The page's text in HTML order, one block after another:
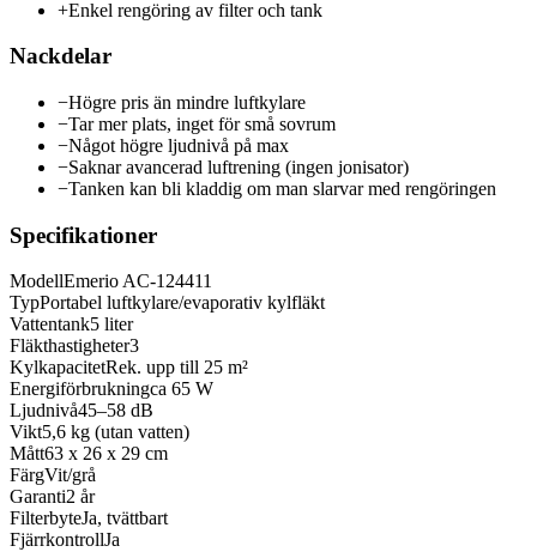
+Enkel rengöring av filter och tank
Nackdelar
−Högre pris än mindre luftkylare
−Tar mer plats, inget för små sovrum
−Något högre ljudnivå på max
−Saknar avancerad luftrening (ingen jonisator)
−Tanken kan bli kladdig om man slarvar med rengöringen
Specifikationer
ModellEmerio AC-124411
TypPortabel luftkylare/evaporativ kylfläkt
Vattentank5 liter
Fläkthastigheter3
KylkapacitetRek. upp till 25 m²
Energiförbrukningca 65 W
Ljudnivå45–58 dB
Vikt5,6 kg (utan vatten)
Mått63 x 26 x 29 cm
FärgVit/grå
Garanti2 år
FilterbyteJa, tvättbart
FjärrkontrollJa